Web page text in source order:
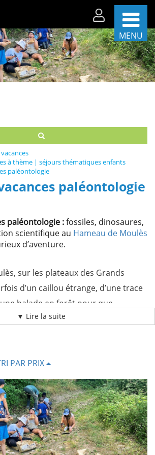
MENU
à thème | séjours thématiques enfants
paléontologie
paléontologie
paléontologie :fossiles, dinosaures,
scientifique au Hameau de Moulès
d’aventure.
sur les plateaux des Grands
d’un caillou étrange, d’une trace
balade en forêt pour que
. La passion des dinosaures se
et où l’on apprend en faisant.
paléontologie devient une aventure à
science, bivouac, camaraderie et
vivant disparu.
une colonie de vacances pour
▼ Lire la suite
PAR PRIX